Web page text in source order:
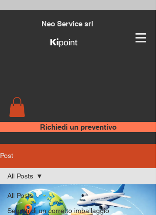
Neo Service srl
Richiedi un preventivo
Post
All Posts
Segreti di un corretto imballaggio
All Posts